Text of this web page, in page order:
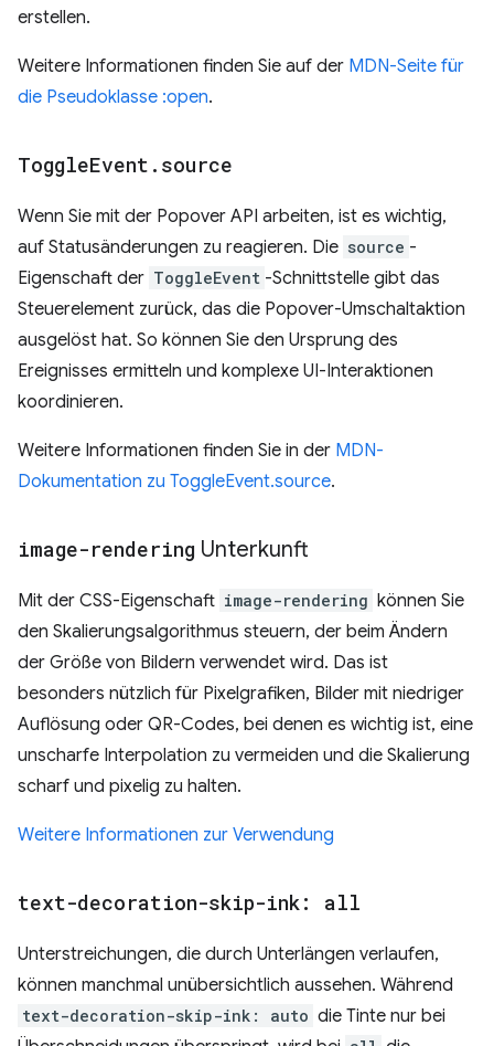
erstellen.
Weitere Informationen finden Sie auf der MDN-Seite für
die Pseudoklasse :open.
ToggleEvent . source
Wenn Sie mit der Popover API arbeiten, ist es wichtig,
auf Statusänderungen zu reagieren. Die source -
Eigenschaft der ToggleEvent -Schnittstelle gibt das
Steuerelement zurück, das die Popover-Umschaltaktion
ausgelöst hat. So können Sie den Ursprung des
Ereignisses ermitteln und komplexe UI-Interaktionen
koordinieren.
Weitere Informationen finden Sie in der MDN-
Dokumentation zu ToggleEvent.source.
image-rendering Unterkunft
Mit der CSS-Eigenschaft image-rendering können Sie
den Skalierungsalgorithmus steuern, der beim Ändern
der Größe von Bildern verwendet wird. Das ist
besonders nützlich für Pixelgrafiken, Bilder mit niedriger
Auflösung oder QR-Codes, bei denen es wichtig ist, eine
unscharfe Interpolation zu vermeiden und die Skalierung
scharf und pixelig zu halten.
Weitere Informationen zur Verwendung
text-decoration-skip-ink: all
Unterstreichungen, die durch Unterlängen verlaufen,
können manchmal unübersichtlich aussehen. Während
text-decoration-skip-ink: auto die Tinte nur bei